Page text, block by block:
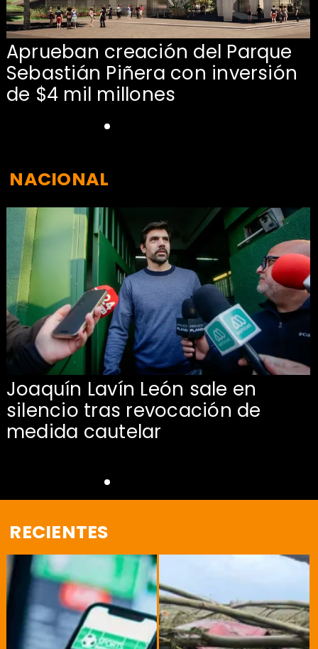
Aprueban creación del Parque
Sebastián Piñera con inversión
de $4 mil millones
Joaquín Lavín León sale en
silencio tras revocación de
medida cautelar
NACIONAL
RECIENTES